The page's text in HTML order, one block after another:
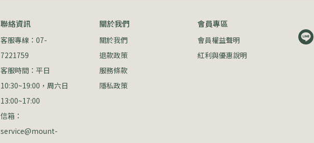
聯絡資訊
客服專線：07-
7221759
客服時間：平日
10:30~19:00，周六日
13:00~17:00
信箱：
service@mount-
關於我們
關於我們
退款政策
服務條款
隱私政策
會員專區
會員權益聲明
紅利與優惠說明